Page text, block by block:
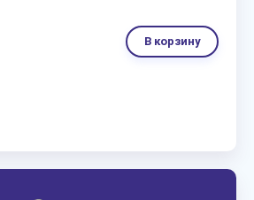
В корзину